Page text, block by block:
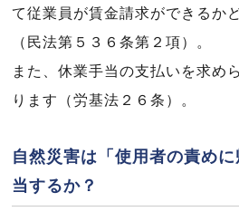
て従業員が賃金請求ができるか
（民法第５３６条第２項）。
また、休業手当の支払いを求め
ります（労基法２６条）。
自然災害は「使用者の責め
当するか？